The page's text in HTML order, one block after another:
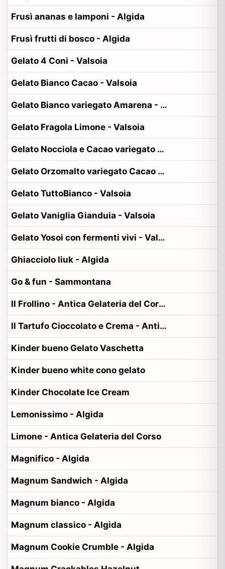
Frusì ananas e lamponi - Algida
Frusì frutti di bosco - Algida
Gelato 4 Coni - Valsoia
Gelato Bianco Cacao - Valsoia
Gelato Bianco variegato Amarena - Valsoia
Gelato Fragola Limone - Valsoia
Gelato Nocciola e Cacao variegato Cacao - Valsoia
Gelato Orzomalto variegato Cacao - Valsoia
Gelato TuttoBianco - Valsoia
Gelato Vaniglia Gianduia - Valsoia
Gelato Yosoi con fermenti vivi - Valsoia
Ghiacciolo liuk - Algida
Go & fun - Sammontana
Il Frollino - Antica Gelateria del Corso
Il Tartufo Cioccolato e Crema - Antica Gelateria del Corso
Kinder bueno Gelato Vaschetta
Kinder bueno white cono gelato
Kinder Chocolate Ice Cream
Lemonissimo - Algida
Limone - Antica Gelateria del Corso
Magnifico - Algida
Magnum Sandwich - Algida
Magnum bianco - Algida
Magnum classico - Algida
Magnum Cookie Crumble - Algida